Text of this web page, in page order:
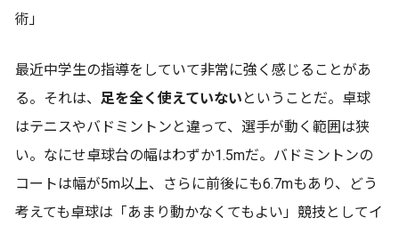
術」
最近中学生の指導をしていて非常に強く感じることがあ
る。それは、 足を全く使えていない ということだ。卓球
はテニスやバドミントンと違って、選手が動く範囲は狭
い。なにせ卓球台の幅はわずか1.5mだ。バドミントンの
コートは幅が5m以上、さらに前後にも6.7mもあり、どう
考えても卓球は「あまり動かなくてもよい」競技としてイ